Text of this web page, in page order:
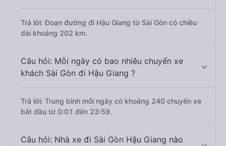
Trả lời: Đoạn đường đi Hậu Giang từ Sài Gòn có chiều
dài khoảng 202 km.
Câu hỏi: Mỗi ngày có bao nhiêu chuyến xe
khách Sài Gòn đi Hậu Giang ?
Trả lời: Trung bình mỗi ngày có khoảng 240 chuyến xe
bắt đầu từ 0:01 đến 23:59.
Câu hỏi: Nhà xe đi Sài Gòn Hậu Giang nào